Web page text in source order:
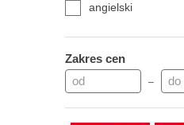
angielski
Zakres cen
–